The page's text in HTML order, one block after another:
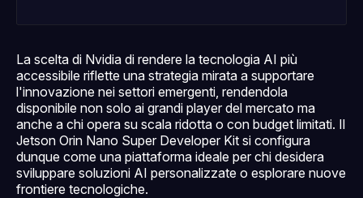
La scelta di Nvidia di rendere la tecnologia AI più
accessibile riflette una strategia mirata a supportare
l'innovazione nei settori emergenti, rendendola
disponibile non solo ai grandi player del mercato ma
anche a chi opera su scala ridotta o con budget limitati. Il
Jetson Orin Nano Super Developer Kit si configura
dunque come una piattaforma ideale per chi desidera
sviluppare soluzioni AI personalizzate o esplorare nuove
frontiere tecnologiche.